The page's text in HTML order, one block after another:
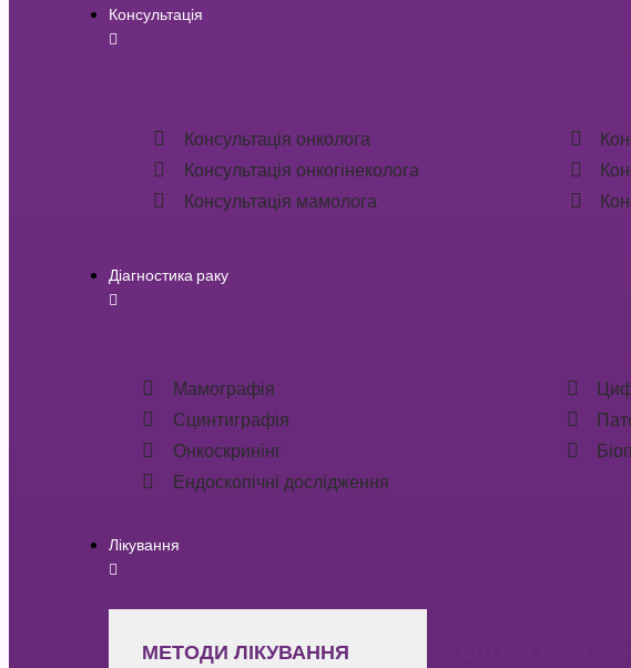
Консультація
Консультація онколога
Консультація онкогінеколога
Консультація мамолога
Діагностика раку
Мамографія
Сцинтиграфія
Онкоскринінг
Ендоскопічні дослідження
Лікування
МЕТОДИ ЛІКУВАННЯ